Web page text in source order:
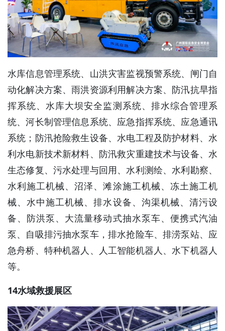
水库信息管理系统、山洪灾害监视预警系统、闸门自
动化解决方案、雨洪资源利用解决方案、防汛抗旱指
挥系统、水库大坝安全监测系统、排水综合管理系
统、河长制管理信息系统、应急指挥系统、应急通讯
系统；防汛抢险救生设备、水电工程及防护材料、水
利水电新技术新材料、防汛救灾重建技术与设备、水
生态修复、污水处理与回用、水利测绘、水利勘察、
水利施工机械、沼泽、滩涂施工机械、冻土施工机
械、水中施工机械、排水设备、沟渠机械、清污设
备、防洪泵、大流量移动式抽水泵车、便携式汽油
泵、自吸排污抽水泵车，排水抢险车、排涝泵站、应
急舟桥、特种机器人、人工智能机器人、水下机器人
等。
14水域救援展区